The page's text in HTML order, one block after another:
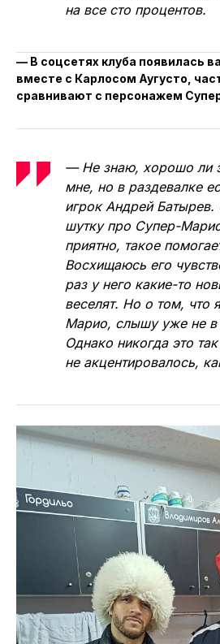
на все сто процентов.
— В соцсетях клуба появилась
вместе с Карлосом Аугусто,
сравнивают с персонажем
— Не знаю, хорошо ли
мне, но в раздевалке
игрок Андрей
шутку про Супер-
приятно, такое
Восхищаюсь его
раз у него какие-то
веселят. Но о том, что
Марио, слышу уже не в
Однако никогда это так
не акцентировалось,